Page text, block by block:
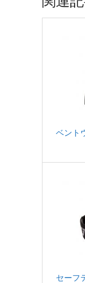
ベント
セーフ